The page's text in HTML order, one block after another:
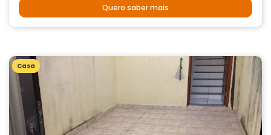
Quero saber mais
Casa